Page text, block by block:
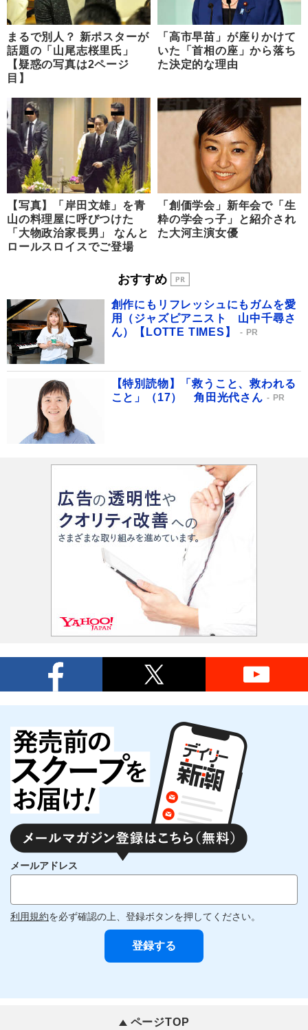
まるで別人？ 新ポスターが
話題の「山尾志桜里氏」
【疑惑の写真は2ページ
目】
「高市早苗」が座りかけて
いた「首相の座」から落ち
た決定的な理由
【写真】「岸田文雄」を青
山の料理屋に呼びつけた
「大物政治家長男」 なんと
ロールスロイスでご登場
「創価学会」新年会で「生
粋の学会っ子」と紹介され
た大河主演女優
おすすめ
創作にもリフレッシュにもガムを愛
用（ジャズピアニスト 山中千尋さ
ん）【LOTTE TIMES】
PR
【特別読物】「救うこと、救われる
こと」（17） 角田光代さん
PR
メールアドレス
利用規約を必ず確認の上、登録ボタンを押してください。
ページTOP